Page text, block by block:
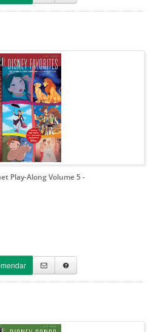
Play-Along Volume 5-